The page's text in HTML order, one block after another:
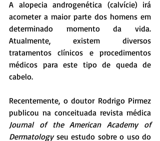
A alopecia androgenética (calvície) irá
acometer a maior parte dos homens em
determinado momento da vida.
Atualmente, existem diversos
tratamentos clínicos e procedimentos
médicos para este tipo de queda de
cabelo.
Recentemente, o doutor Rodrigo Pirmez
Journal of the American Academy of
Dermatology seu estudo sobre o uso do